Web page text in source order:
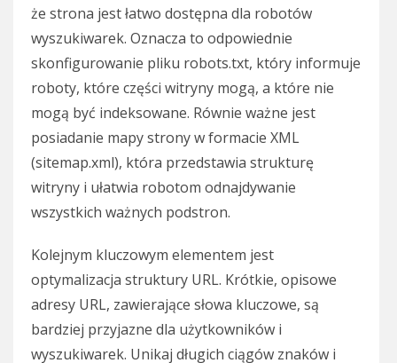
że strona jest łatwo dostępna dla robotów
wyszukiwarek. Oznacza to odpowiednie
skonfigurowanie pliku robots.txt, który informuje
roboty, które części witryny mogą, a które nie
mogą być indeksowane. Równie ważne jest
posiadanie mapy strony w formacie XML
(sitemap.xml), która przedstawia strukturę
witryny i ułatwia robotom odnajdywanie
wszystkich ważnych podstron.
Kolejnym kluczowym elementem jest
optymalizacja struktury URL. Krótkie, opisowe
adresy URL, zawierające słowa kluczowe, są
bardziej przyjazne dla użytkowników i
wyszukiwarek. Unikaj długich ciągów znaków i